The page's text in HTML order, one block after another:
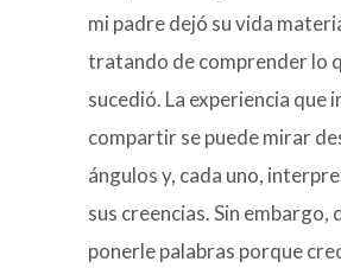
mi padre dejó su vida
tratando de comprender lo
sucedió. La experiencia que
compartir se puede mirar
ángulos y, cada uno,
sus creencias. Sin embargo,
ponerle palabras porque